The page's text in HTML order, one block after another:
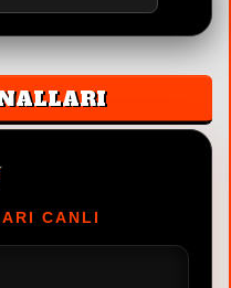
CANLI